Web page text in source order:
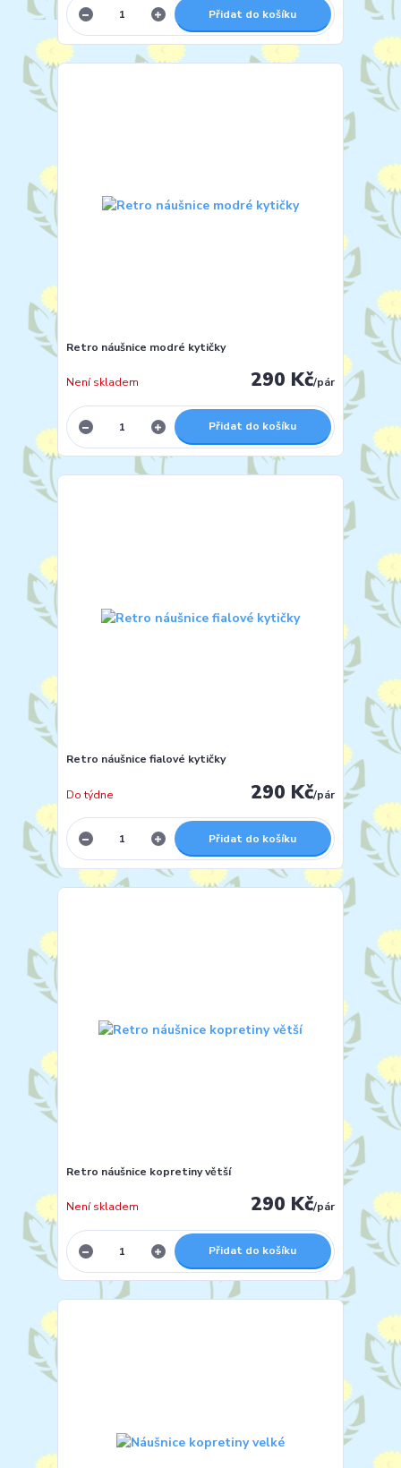
Přidat do košíku
Retro náušnice modré kytičky
290 Kč/pár
Není skladem
Přidat do košíku
Retro náušnice fialové kytičky
290 Kč/pár
Do týdne
Přidat do košíku
Retro náušnice kopretiny větší
290 Kč/pár
Není skladem
Přidat do košíku